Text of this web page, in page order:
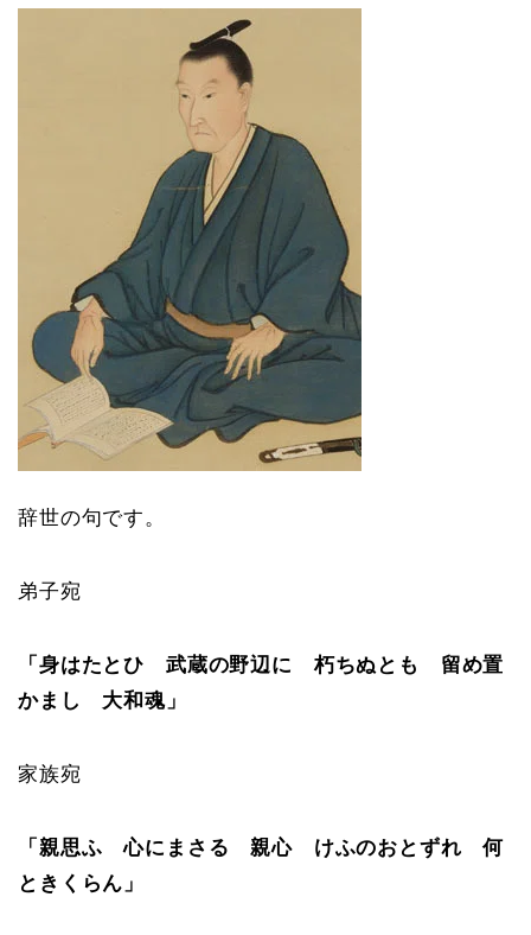
辞世の句です。
弟子宛
「身はたとひ 武蔵の野辺に 朽ちぬとも 留め置
かまし 大和魂」
家族宛
「親思ふ 心にまさる 親心 けふのおとずれ 何
ときくらん」